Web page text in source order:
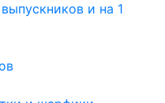
и на 1